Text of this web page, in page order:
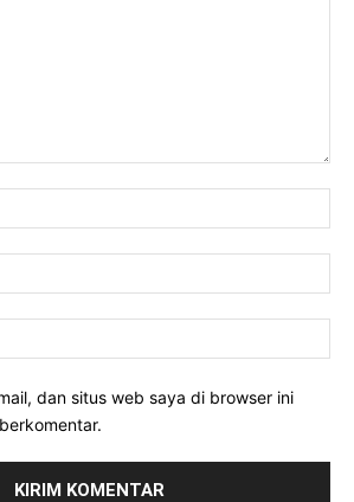
dan situs web saya di browser ini